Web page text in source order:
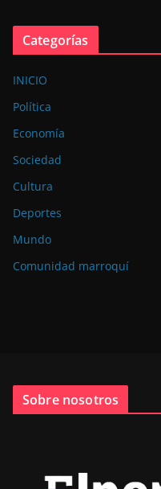
Categorías
INICIO
Política
Economía
Sociedad
Cultura
Deportes
Mundo
Comunidad marroquí
Sobre nosotros